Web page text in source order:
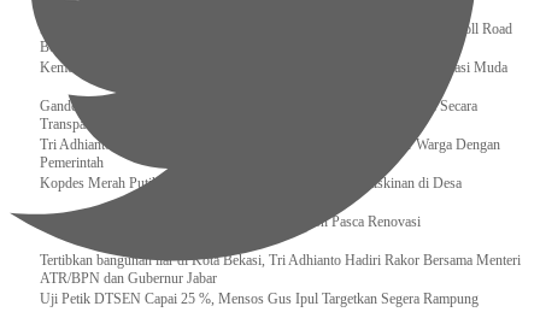
Dukung Kelancaran Lalu Lintas Libur Idul Fitri 1446h / 2025m, Waskita Toll Road
Berlakukan Diskon Tarif Sebesar 20%
Kemenekraf – Kemeninves Perkuat Sinergi Demi Lapangan Kerja Generasi Muda
Gandeng KPK , Gus Ipul Memastikan Penyaluran Bansos Dilakukan Secara
Transparan dan Tepat Sasaran
Tri Adhianto Katakan : Tarling Sebagai Sarana Komunikasi Antar Warga Dengan
Pemerintah
Kopdes Merah Putih Instrumen Penting Pengentasan Kemiskinan di Desa
Presiden, Prabowo Subianto Resmikan 17 Stadion Pasca Renovasi
Tertibkan bangunan liar di Kota Bekasi, Tri Adhianto Hadiri Rakor Bersama Menteri
ATR/BPN dan Gubernur Jabar
Uji Petik DTSEN Capai 25 %, Mensos Gus Ipul Targetkan Segera Rampung